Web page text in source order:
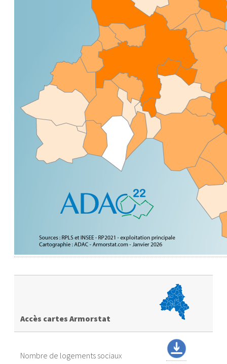
Accès cartes Armorstat
Nombre de logements sociaux